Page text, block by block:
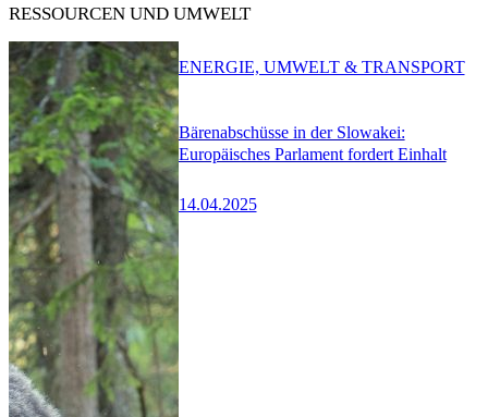
RESSOURCEN UND UMWELT
Bärenabschüsse in der Slowakei:
Europäisches Parlament fordert Einhalt
14.04.2025
ENERGIE, UMWELT & TRANSPORT